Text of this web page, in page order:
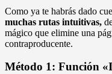
Como ya te habrás dado
muchas rutas intuitivas,
mágico que elimine una
contraproducente.
Método 1: Función